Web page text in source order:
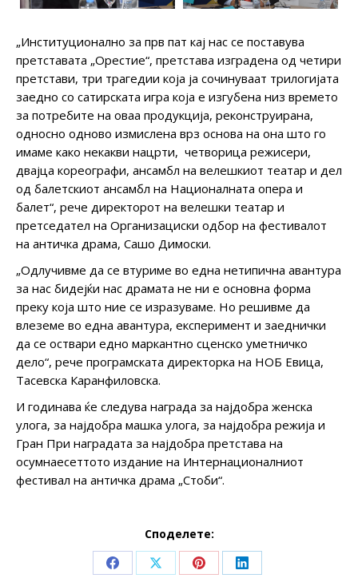
„Институционално за прв пат кај нас се поставува
претставата „Орестие“, претстава изградена од четири
претстави, три трагедии која ја сочинуваат трилогијата
заедно со сатирската игра која е изгубена низ времето
за потребите на оваа продукција, реконструирана,
односно одново измислена врз основа на она што го
имаме како некакви нацрти, четворица режисери,
двајца кореографи, ансамбл на велешкиот театар и дел
од балетскиот ансамбл на Националната опера и
балет“, рече директорот на велешки театар и
претседател на Организациски одбор на фестивалот
на античка драма, Сашо Димоски.
„Одлучивме да се втуриме во една нетипична авантура
за нас бидејќи нас драмата не ни е основна форма
преку која што ние се изразуваме. Но решивме да
влеземе во една авантура, експеримент и заеднички
да се оствари едно маркантно сценско уметничко
дело“, рече програмската директорка на НОБ Евица,
Тасевска Каранфиловска.
И годинава ќе следува награда за најдобра женска
улога, за најдобра машка улога, за најдобра режија и
Гран При наградата за најдобра претстава на
осумнаесеттото издание на Интернационалниот
фестивал на античка драма „Стоби“.
Споделете:
Share Share Share Share